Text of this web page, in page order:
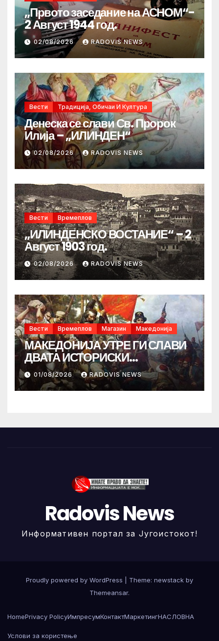
„Првото заседание на АСНОМ“-
2 Август 1944 год.
02/08/2026 RADOVIS NEWS
Вести Традиција, Обичаи И Култура
Денеска се слави Св. Пророк
Илија – „ИЛИНДЕН“
02/08/2026 RADOVIS NEWS
Вести Времеплов
„ИЛИНДЕНСКО ВОСТАНИЕ“ – 2
Август 1903 год.
02/08/2026 RADOVIS NEWS
Вести Времеплов Магазин Македонија
МАКЕДОНИЈА УТРЕ ГИ СЛАВИ
ДВАТА ИСТОРИСКИ
ИЛИНДЕНА!
01/08/2026 RADOVIS NEWS
Radovis News
Информативен портал за Југоистокот!
Proudly powered by WordPress
Theme: newstack by
Themeansar.
HomePrivacy PolicyИмпресумКонтактМаркетингНАСЛОВНА
Услови за користење